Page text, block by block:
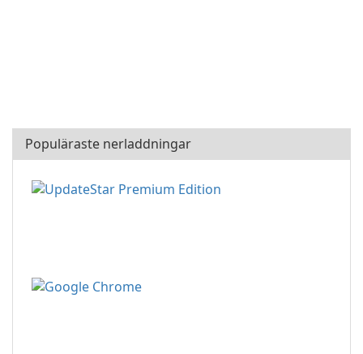
Populäraste nerladdningar